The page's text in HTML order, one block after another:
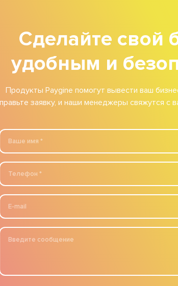
Сделайте свой
удобным и
Продукты Paygine помогут вывести ваш
заявку, и наши менеджеры свяжутся с